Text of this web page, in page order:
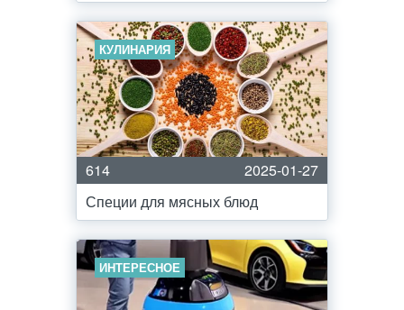
КУЛИНАРИЯ
614
2025-01-27
Специи для мясных блюд
ИНТЕРЕСНОЕ